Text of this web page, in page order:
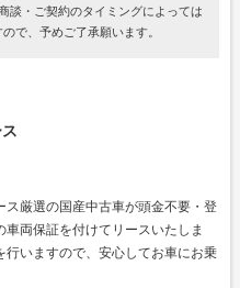
談・ご契約のタイミングによっては
で、予めご了承願います。
厳選の国産中古車が頭金不要・登
両保証を付けてリースいたしま
いますので、安心してお車にお乗